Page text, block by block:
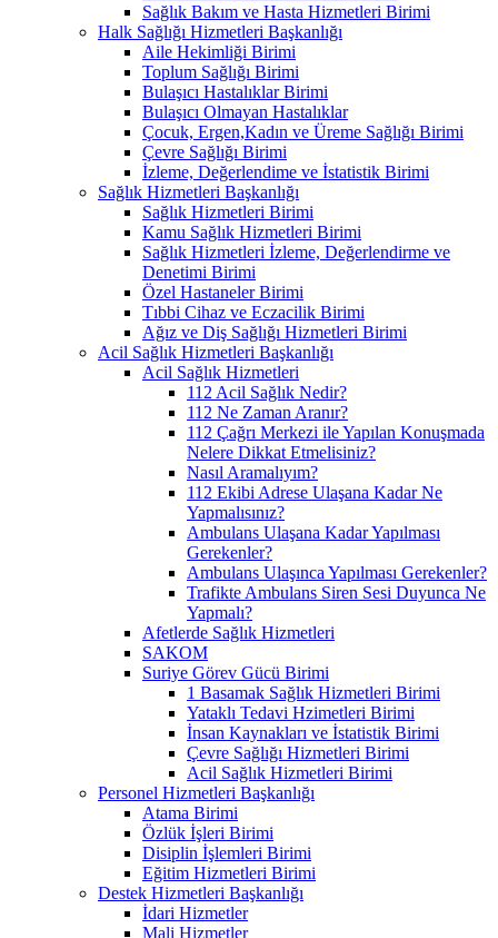
Sağlık Bakım ve Hasta Hizmetleri Birimi
Halk Sağlığı Hizmetleri Başkanlığı
Aile Hekimliği Birimi
Toplum Sağlığı Birimi
Bulaşıcı Hastalıklar Birimi
Bulaşıcı Olmayan Hastalıklar
Çocuk, Ergen,Kadın ve Üreme Sağlığı Birimi
Çevre Sağlığı Birimi
İzleme, Değerlendime ve İstatistik Birimi
Sağlık Hizmetleri Başkanlığı
Sağlık Hizmetleri Birimi
Kamu Sağlık Hizmetleri Birimi
Sağlık Hizmetleri İzleme, Değerlendirme ve
Denetimi Birimi
Özel Hastaneler Birimi
Tıbbi Cihaz ve Eczacilik Birimi
Ağız ve Diş Sağlığı Hizmetleri Birimi
Acil Sağlık Hizmetleri Başkanlığı
Acil Sağlık Hizmetleri
112 Acil Sağlık Nedir?
112 Ne Zaman Aranır?
112 Çağrı Merkezi ile Yapılan Konuşmada
Nelere Dikkat Etmelisiniz?
Nasıl Aramalıyım?
112 Ekibi Adrese Ulaşana Kadar Ne
Yapmalısınız?
Ambulans Ulaşana Kadar Yapılması
Gerekenler?
Ambulans Ulaşınca Yapılması Gerekenler?
Trafikte Ambulans Siren Sesi Duyunca Ne
Yapmalı?
Afetlerde Sağlık Hizmetleri
SAKOM
Suriye Görev Gücü Birimi
1 Basamak Sağlık Hizmetleri Birimi
Yataklı Tedavi Hzimetleri Birimi
İnsan Kaynakları ve İstatistik Birimi
Çevre Sağlığı Hizmetleri Birimi
Acil Sağlık Hizmetleri Birimi
Personel Hizmetleri Başkanlığı
Atama Birimi
Özlük İşleri Birimi
Disiplin İşlemleri Birimi
Eğitim Hizmetleri Birimi
Destek Hizmetleri Başkanlığı
İdari Hizmetler
Mali Hizmetler